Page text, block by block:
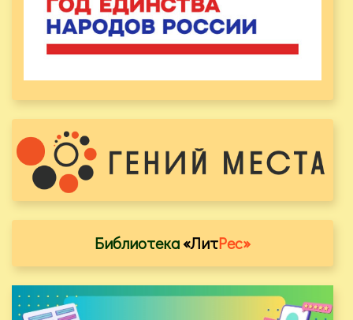
Библиотека«ЛитРес»